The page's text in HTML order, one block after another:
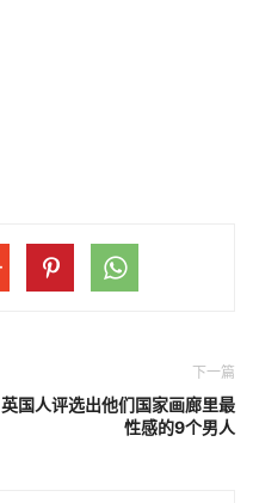
下一篇
英国人评选出他们国家画廊里最
性感的9个男人